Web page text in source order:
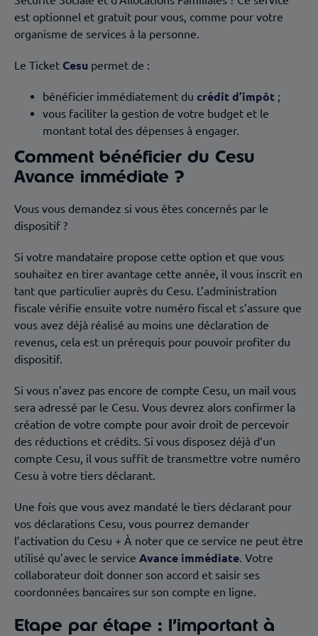
est optionnel et gratuit pour vous, comme pour votre
organisme de services à la personne.
Le Ticket Cesu permet de :
bénéficier immédiatement du crédit d’impôt ;
vous faciliter la gestion de votre budget et le
montant total des dépenses à engager.
Comment bénéficier du Cesu
Avance immédiate ?
Vous vous demandez si vous êtes concernés par le
dispositif ?
Si votre mandataire propose cette option et que vous
souhaitez en tirer avantage cette année, il vous inscrit en
tant que particulier auprès du Cesu. L’administration
fiscale vérifie ensuite votre numéro fiscal et s’assure que
vous avez déjà réalisé au moins une déclaration de
revenus, cela est un prérequis pour pouvoir profiter du
dispositif.
Si vous n’avez pas encore de compte Cesu, un mail vous
sera adressé par le Cesu. Vous devrez alors confirmer la
création de votre compte pour avoir droit de percevoir
des réductions et crédits. Si vous disposez déjà d’un
compte Cesu, il vous suffit de transmettre votre numéro
Cesu à votre tiers déclarant.
Une fois que vous avez mandaté le tiers déclarant pour
vos déclarations Cesu, vous pourrez demander
l’activation du Cesu + À noter que ce service ne peut être
utilisé qu’avec le service Avance immédiate. Votre
collaborateur doit donner son accord et saisir ses
coordonnées bancaires sur son compte en ligne.
Etape par étape : l’important à